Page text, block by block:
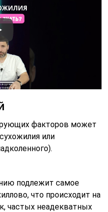
факторов может
или
подлежит самое
что происходит на
частых неадекватных